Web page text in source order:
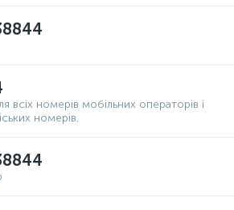
всіх номерів мобільних операторів і
номерів.